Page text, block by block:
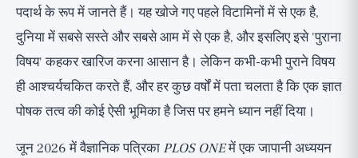
अध्ययन 1: हिरोसाकी विश्वविद्यालय, जापान, 2026
अध्ययन 2: पिछले क्रॉस-सेक्शनल अध्ययनों से पृष्ठभूमि
अध्ययन स्वयं सीमाओं के बारे में क्या कहता है
सांख्यिकीय संबंध कारण के समान क्यों नहीं है?
क्या विटामिन C के मेगा-डोज़ लेना शुरू करना चाहिए?
अध्ययन से वास्तव में क्या लेना चाहिए?
पदार्थ के रूप में जानते हैं। यह खोजे गए पहले विटामिनों में से एक है,
दुनिया में सबसे सस्ते और सबसे आम में से एक है, और इसलिए इसे 'पुराना
विषय' कहकर खारिज करना आसान है। लेकिन कभी-कभी पुराने विषय
ही आश्चर्यचकित करते हैं, और हर कुछ वर्षों में पता चलता है कि एक ज्ञात
पोषक तत्व की कोई ऐसी भूमिका है जिस पर हमने ध्यान नहीं दिया।
जून 2026 में वैज्ञानिक पत्रिका PLOS ONEमें एक जापानी अध्ययन